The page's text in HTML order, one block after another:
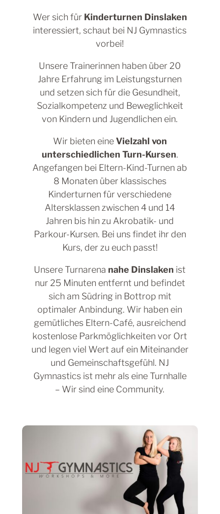
Wer sich für Kinderturnen Dinslaken
interessiert, schaut bei NJ Gymnastics
vorbei!
Unsere Trainerinnen haben über 20
Jahre Erfahrung im Leistungsturnen
und setzen sich für die Gesundheit,
Sozialkompetenz und Beweglichkeit
von Kindern und Jugendlichen ein.
Wir bieten eineVielzahl von
unterschiedlichen Turn-Kursen.
Angefangen bei Eltern-Kind-Turnen ab
8 Monaten über klassisches
Kinderturnen für verschiedene
Altersklassen zwischen 4 und 14
Jahren bis hin zu Akrobatik- und
Parkour-Kursen. Bei uns findet ihr den
Kurs, der zu euch passt!
Unsere Turnarena nahe Dinslaken ist
nur 25 Minuten entfernt und befindet
sich am Südring in Bottrop mit
optimaler Anbindung. Wir haben ein
gemütliches Eltern-Café, ausreichend
kostenlose Parkmöglichkeiten vor Ort
und legen viel Wert auf ein Miteinander
und Gemeinschaftsgefühl. NJ
Gymnastics ist mehr als eine Turnhalle
– Wir sind eine Community.